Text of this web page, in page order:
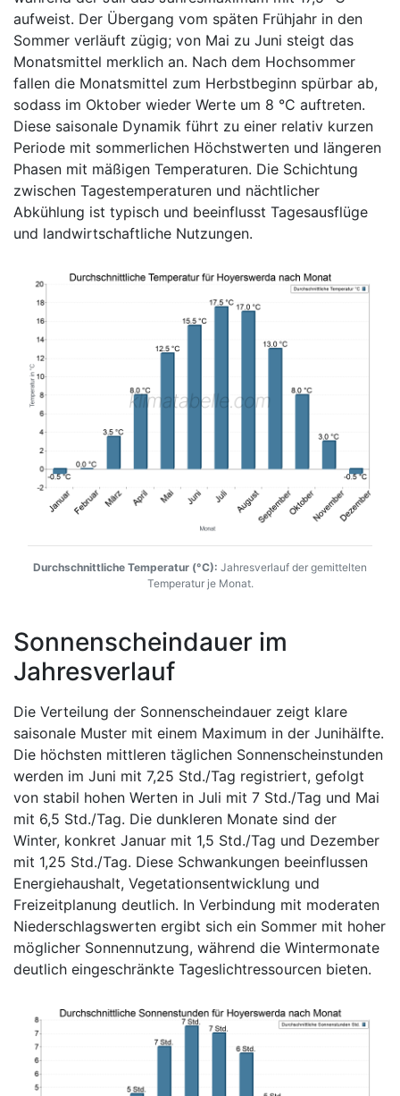
aufweist. Der Übergang vom späten Frühjahr in den
Sommer verläuft zügig; von Mai zu Juni steigt das
Monatsmittel merklich an. Nach dem Hochsommer
fallen die Monatsmittel zum Herbstbeginn spürbar ab,
sodass im Oktober wieder Werte um 8 °C auftreten.
Diese saisonale Dynamik führt zu einer relativ kurzen
Periode mit sommerlichen Höchstwerten und längeren
Phasen mit mäßigen Temperaturen. Die Schichtung
zwischen Tagestemperaturen und nächtlicher
Abkühlung ist typisch und beeinflusst Tagesausflüge
und landwirtschaftliche Nutzungen.
Durchschnittliche Temperatur (°C): Jahresverlauf der gemittelten
Temperatur je Monat.
Sonnenscheindauer im
Jahresverlauf
Die Verteilung der Sonnenscheindauer zeigt klare
saisonale Muster mit einem Maximum in der Junihälfte.
Die höchsten mittleren täglichen Sonnenscheinstunden
werden im Juni mit 7,25 Std./Tag registriert, gefolgt
von stabil hohen Werten in Juli mit 7 Std./Tag und Mai
mit 6,5 Std./Tag. Die dunkleren Monate sind der
Winter, konkret Januar mit 1,5 Std./Tag und Dezember
mit 1,25 Std./Tag. Diese Schwankungen beeinflussen
Energiehaushalt, Vegetationsentwicklung und
Freizeitplanung deutlich. In Verbindung mit moderaten
Niederschlagswerten ergibt sich ein Sommer mit hoher
möglicher Sonnennutzung, während die Wintermonate
deutlich eingeschränkte Tageslichtressourcen bieten.